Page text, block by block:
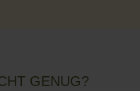
GENUG?